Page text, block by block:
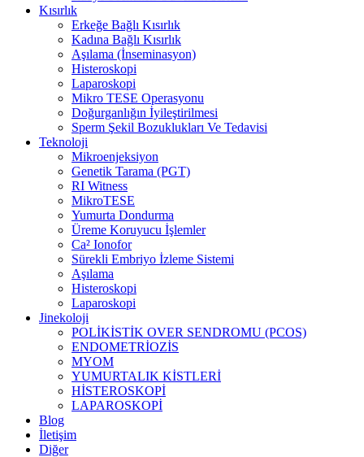
Kısırlık
Erkeğe Bağlı Kısırlık
Kadına Bağlı Kısırlık
Aşılama (İnseminasyon)
Histeroskopi
Laparoskopi
Mikro TESE Operasyonu
Doğurganlığın İyileştirilmesi
Sperm Şekil Bozuklukları Ve Tedavisi
Teknoloji
Mikroenjeksiyon
Genetik Tarama (PGT)
RI Witness
MikroTESE
Yumurta Dondurma
Üreme Koruyucu İşlemler
Ca² Ionofor
Sürekli Embriyo İzleme Sistemi
Aşılama
Histeroskopi
Laparoskopi
Jinekoloji
POLİKİSTİK OVER SENDROMU (PCOS)
ENDOMETRİOZİS
MYOM
YUMURTALIK KİSTLERİ
HİSTEROSKOPİ
LAPAROSKOPİ
Blog
İletişim
Diğer